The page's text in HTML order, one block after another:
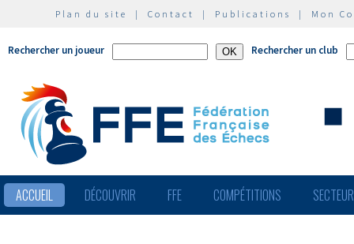
Plan du site | Contact | Publications | Mon
Rechercher un joueur Rechercher un club
ACCUEIL DÉCOUVRIR FFE COMPÉTITIONS